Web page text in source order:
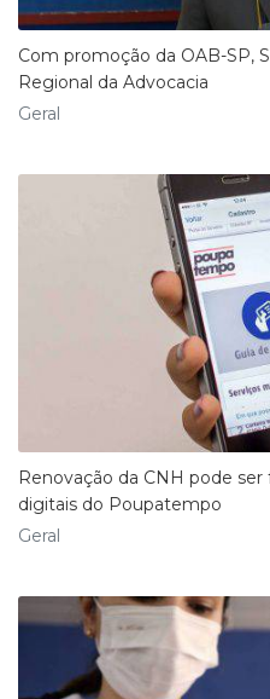
Com promoção da OAB-SP,
Regional da Advocacia
Geral
Renovação da CNH pode
digitais do Poupatempo
Geral